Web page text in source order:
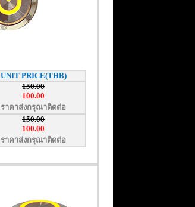
UNIT PRICE(THB)
150.00
100.00
ราคาส่งกรุณาติดต่อ
150.00
100.00
ราคาส่งกรุณาติดต่อ